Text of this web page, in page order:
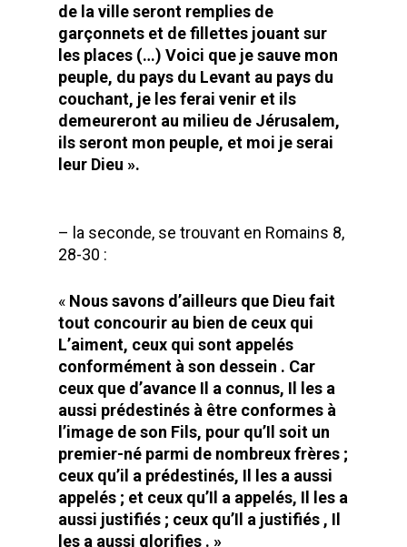
de la ville seront remplies de
garçonnets et de fillettes jouant sur
les places (…) Voici que je sauve mon
peuple, du pays du Levant au pays du
couchant, je les ferai venir et ils
demeureront au milieu de Jérusalem,
ils seront mon peuple, et moi je serai
leur Dieu ».
– la seconde, se trouvant en Romains 8,
28-30 :
« Nous savons d’ailleurs que Dieu fait
tout concourir au bien de ceux qui
L’aiment, ceux qui sont appelés
conformément à son dessein . Car
ceux que d’avance Il a connus, Il les a
aussi prédestinés à être conformes à
l’image de son Fils, pour qu’Il soit un
premier-né parmi de nombreux frères ;
ceux qu’il a prédestinés, Il les a aussi
appelés ; et ceux qu’Il a appelés, Il les a
aussi justifiés ; ceux qu’Il a justifiés , Il
les a aussi glorifies . »
Accueil
Communauté
Missions
Reconnaissance
Prière
Témoignages
Photos